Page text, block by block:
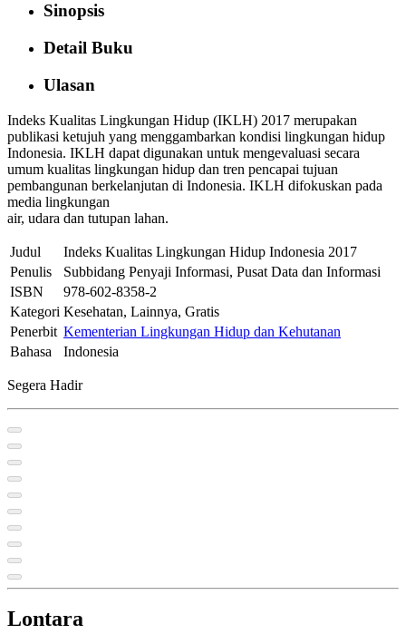
Sinopsis
Detail Buku
Ulasan
Indeks Kualitas Lingkungan Hidup (IKLH) 2017 merupakan
publikasi ketujuh yang menggambarkan kondisi lingkungan hidup
Indonesia. IKLH dapat digunakan untuk mengevaluasi secara
umum kualitas lingkungan hidup dan tren pencapai tujuan
pembangunan berkelanjutan di Indonesia. IKLH difokuskan pada
media lingkungan
air, udara dan tutupan lahan.
Judul
Indeks Kualitas Lingkungan Hidup Indonesia 2017
Penulis
Subbidang Penyaji Informasi, Pusat Data dan Informasi
ISBN
978-602-8358-2
Kategori Kesehatan, Lainnya, Gratis
Penerbit Kementerian Lingkungan Hidup dan Kehutanan
Bahasa
Indonesia
Segera Hadir
Lontara